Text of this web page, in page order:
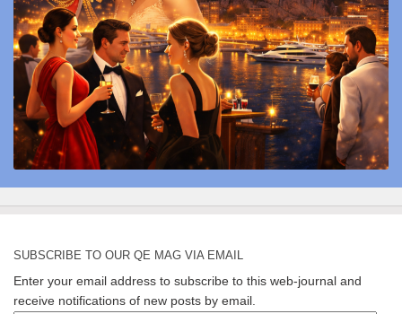
SUBSCRIBE TO OUR QE MAG VIA EMAIL
Enter your email address to subscribe to this web-journal and
receive notifications of new posts by email.